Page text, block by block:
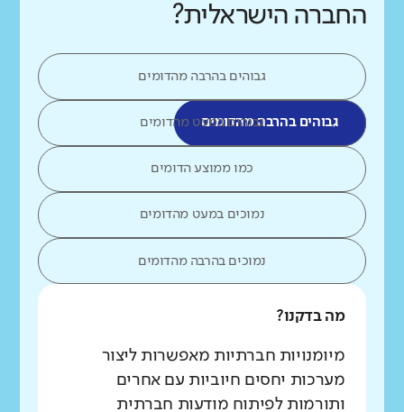
החברה הישראלית?
גבוהים בהרבה מהדומים
גבוהים בהרבה מהדומיםגבוהים במעט מהדומים
כמו ממוצע הדומים
נמוכים במעט מהדומים
נמוכים בהרבה מהדומים
מה בדקנו?
מיומנויות חברתיות מאפשרות ליצור
מערכות יחסים חיוביות עם אחרים
ותורמות לפיתוח מודעות חברתית